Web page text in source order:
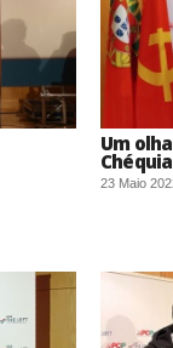
Um
Chéquia
23 Maio